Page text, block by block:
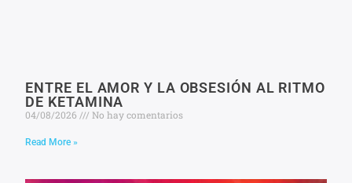
ENTRE EL AMOR Y LA OBSESIÓN AL RITMO
DE KETAMINA
04/08/2026 No hay comentarios
Read More »